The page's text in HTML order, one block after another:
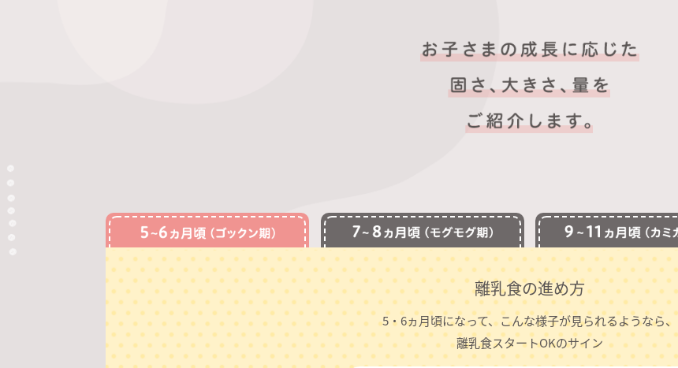
離乳食の進め方
5・6ヵ月頃になって、こんな様子が見られるようなら、
離乳食スタートOKのサイン